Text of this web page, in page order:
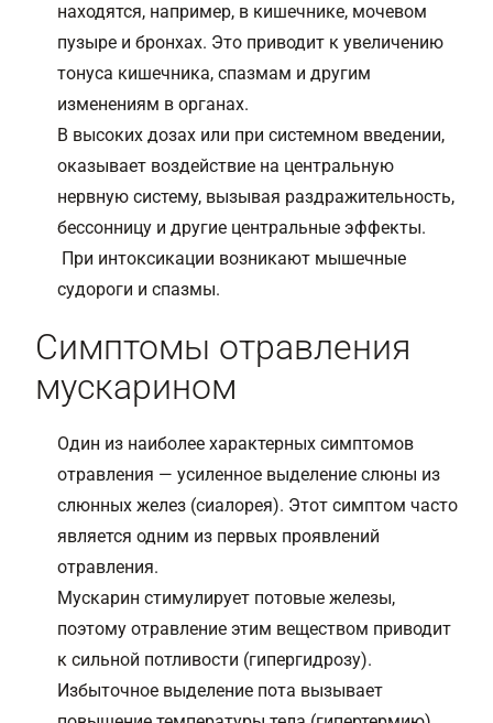
находятся, например, в кишечнике, мочевом
пузыре и бронхах. Это приводит к увеличению
тонуса кишечника, спазмам и другим
изменениям в органах.
В высоких дозах или при системном введении,
оказывает воздействие на центральную
нервную систему, вызывая раздражительность,
бессонницу и другие центральные эффекты.
При интоксикации возникают мышечные
судороги и спазмы.
Симптомы отравления
мускарином
Один из наиболее характерных симптомов
отравления — усиленное выделение слюны из
слюнных желез (сиалорея). Этот симптом часто
является одним из первых проявлений
отравления.
Мускарин стимулирует потовые железы,
поэтому отравление этим веществом приводит
к сильной потливости (гипергидрозу).
Избыточное выделение пота вызывает